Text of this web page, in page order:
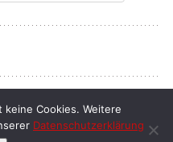
Reserved.Cookies. Weitere
Datenschutzerklärung